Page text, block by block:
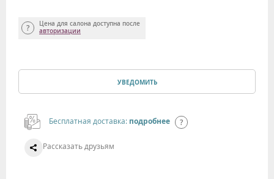
Цена для салона доступна после
авторизации
УВЕДОМИТЬ
Бесплатная доставка: подробнее
Рассказать друзьям